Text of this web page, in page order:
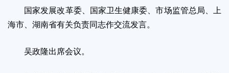
国家发展改革委、国家卫生健康委、市场监管总局、上
海市、湖南省有关负责同志作交流发言。
吴政隆出席会议。